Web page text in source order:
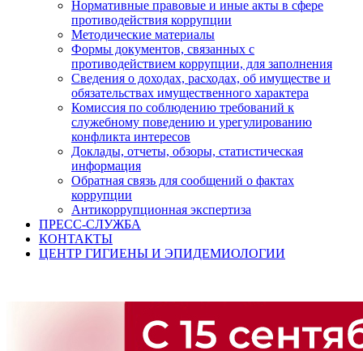
Нормативные правовые и иные акты в сфере
противодействия коррупции
Методические материалы
Формы документов, связанных с
противодействием коррупции, для заполнения
Сведения о доходах, расходах, об имуществе и
обязательствах имущественного характера
Комиссия по соблюдению требований к
служебному поведению и урегулированию
конфликта интересов
Доклады, отчеты, обзоры, статистическая
информация
Обратная связь для сообщений о фактах
коррупции
Антикоррупционная экспертиза
ПРЕСС-СЛУЖБА
КОНТАКТЫ
ЦЕНТР ГИГИЕНЫ И ЭПИДЕМИОЛОГИИ